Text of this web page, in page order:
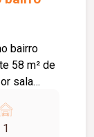
bairro
58 m² de
sala
03
e 01
1